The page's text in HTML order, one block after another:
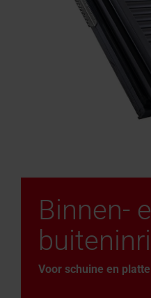
Binnen-
Voor schuine en